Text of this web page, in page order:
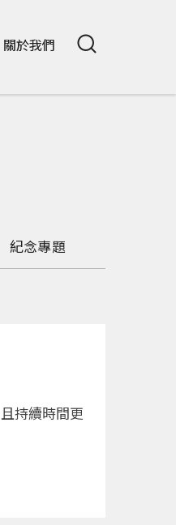
關於我們
紀念專題
持續時間更